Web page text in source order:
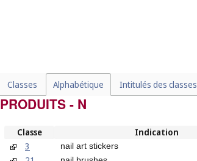
Classes Alphabétique Intitulés des classes
PRODUITS - N
Classe Indication
3
nail art stickers